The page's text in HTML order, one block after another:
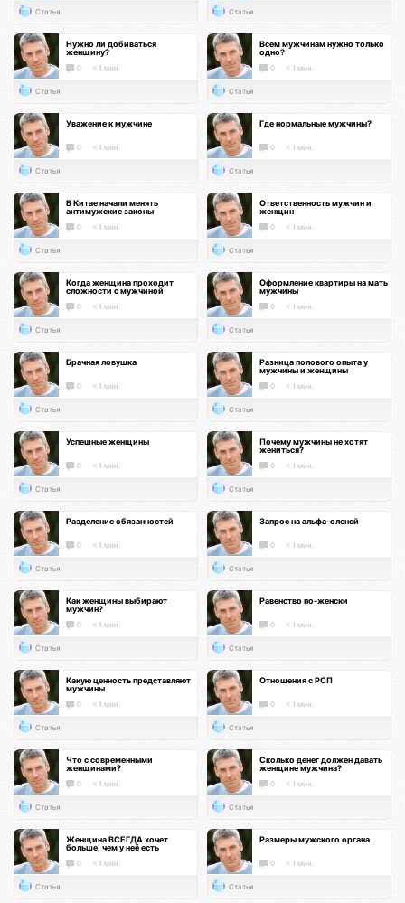
Статья Статья
Нужно ли добиваться
женщину?
0 < 1 мин.
Статья
Всем мужчинам нужно только
одно?
0 < 1 мин.
Статья
Уважение к мужчине
0 < 1 мин.
Статья
Где нормальные мужчины?
0 < 1 мин.
Статья
В Китае начали менять
антимужские законы
0 < 1 мин.
Статья
Ответственность мужчин и
женщин
0 < 1 мин.
Статья
Когда женщина проходит
сложности с мужчиной
0 < 1 мин.
Статья
Оформление квартиры на мать
мужчины
0 < 1 мин.
Статья
Брачная ловушка
0 < 1 мин.
Статья
Разница полового опыта у
мужчины и женщины
0 < 1 мин.
Статья
Успешные женщины
0 < 1 мин.
Статья
Почему мужчины не хотят
жениться?
0 < 1 мин.
Статья
Разделение обязанностей
0 < 1 мин.
Статья
Запрос на альфа-оленей
0 < 1 мин.
Статья
Как женщины выбирают
мужчин?
0 < 1 мин.
Статья
Равенство по-женски
0 < 1 мин.
Статья
Какую ценность представляют
мужчины
0 < 1 мин.
Статья
Отношения с РСП
0 < 1 мин.
Статья
Что с современными
женщинами?
0 < 1 мин.
Статья
Сколько денег должен давать
женщине мужчина?
0 < 1 мин.
Статья
Женщина ВСЕГДА хочет
больше, чем у неё есть
0 < 1 мин.
Статья
Размеры мужского органа
0 < 1 мин.
Статья